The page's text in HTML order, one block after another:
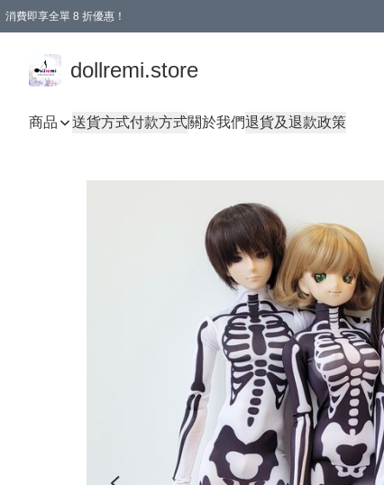
消費即享全單 8 折優惠！
dollremi.store
商品 送貨方式付款方式關於我們退貨及退款政策